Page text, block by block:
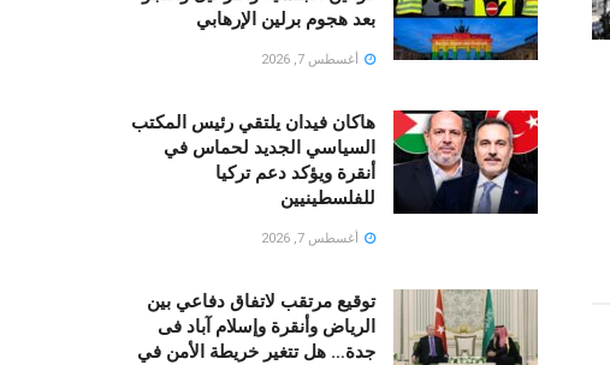
بعد هجوم برلين الإرهابي
أغسطس 7, 2026
هاكان فيدان يلتقي رئيس المكتب
السياسي الجديد لحماس في
أنقرة ويؤكد دعم تركيا
للفلسطينيين
أغسطس 7, 2026
توقيع مرتقب لاتفاق دفاعي بين
الرياض وأنقرة وإسلام آباد فى
جدة… هل تتغير خريطة الأمن في